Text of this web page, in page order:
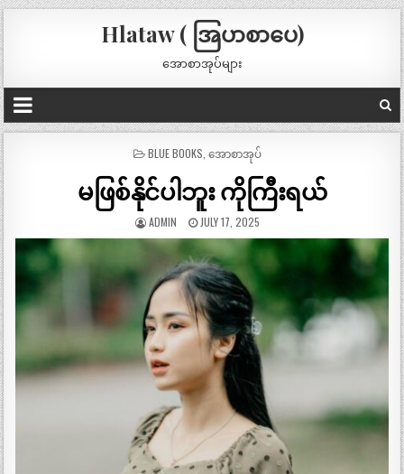
Hlataw ( အြပာစာပေ)
အောစာအုပ်များ
POSTED
BLUE BOOKS အောစာအုပ်
မဖြစ်နိုင်ပါဘူး ကိုကြီးရယ်
ADMIN JULY 17, 2025